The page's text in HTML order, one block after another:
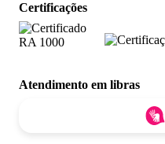
Certificações
Atendimento em libras